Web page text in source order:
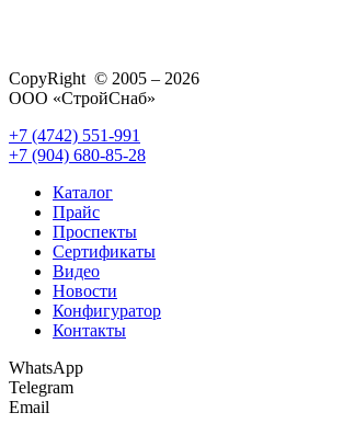
CopyRight © 2005 – 2026
ООО «СтройСнаб»
+7 (4742) 551-991
+7 (904) 680-85-28
Каталог
Прайс
Проспекты
Сертификаты
Видео
Новости
Конфигуратор
Контакты
WhatsApp
Telegram
Email